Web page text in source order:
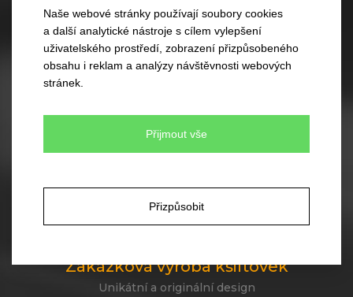
Naše webové stránky používají soubory cookies
a další analytické nástroje s cílem vylepšení
uživatelského prostředí, zobrazení přizpůsobeného
obsahu i reklam a analýzy návštěvnosti webových
stránek.
Přijmout vše
Přizpůsobit
60 různých modelů
350 barevných kombinací
Žádné minimální množství pro objednávku
Rychlé dodání
Skladové čepice
45 různých modelů
Váš vlastní design čepic
Rychlé dodání
Zakázková výroba kšiltovek
Unikátní a originální design